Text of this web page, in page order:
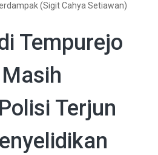
(Sigit Cahya Setiawan)
Tempurejo
Terjun